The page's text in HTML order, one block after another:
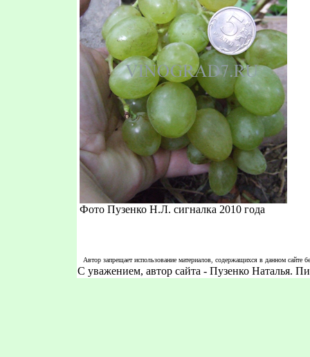
Фото Пузенко Н.Л. сигналка 2010 года
Автор запрещает использование материалов, содержащихся в данном сайте
С уважением, автор сайта - Пузенко Наталья.